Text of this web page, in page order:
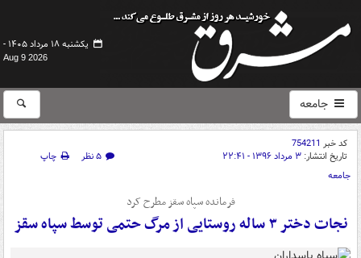
یکشنبه ۱۸ مرداد ۱۴۰۵ -
Aug 9 2026
جامعه
کد خبر 754211
تاریخ انتشار: ۳ مرداد ۱۳۹۶ - ۲۲:۴۱ ۵ نظر
چاپ
جامعه
فرمانده سپاه سقز مطرح کرد
نجات دختر ۳ ساله روستایی از مرگ حتمی توسط سپاه سقز